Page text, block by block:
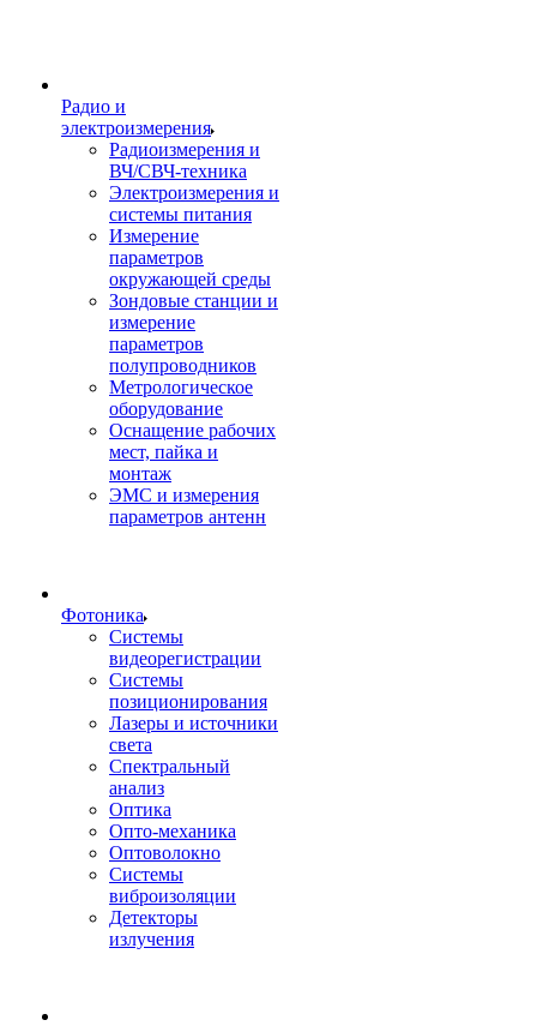
Радио и
электроизмерения
Радиоизмерения и
ВЧ/СВЧ-техника
Электроизмерения и
системы питания
Измерение
параметров
окружающей среды
Зондовые станции и
измерение
параметров
полупроводников
Метрологическое
оборудование
Оснащение рабочих
мест, пайка и
монтаж
ЭМС и измерения
параметров антенн
Фотоника
Cистемы
видеорегистрации
Системы
позиционирования
Лазеры и источники
света
Спектральный
анализ
Оптика
Опто-механика
Оптоволокно
Системы
виброизоляции
Детекторы
излучения